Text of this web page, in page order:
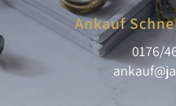
Ankauf
0176/